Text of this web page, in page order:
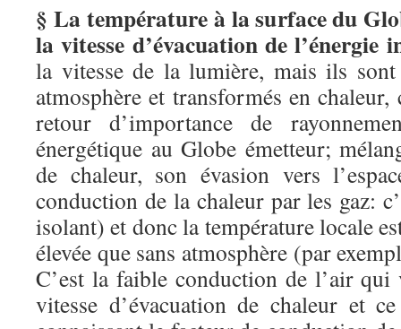
§ La température à la surface du
la vitesse d’évacuation de l’énergie
la vitesse de la lumière, mais ils sont
atmosphère et transformés en
retour d’importance de
énergétique au Globe émetteur;
de chaleur, son évasion vers
conduction de la chaleur par les gaz:
isolant) et donc la température locale
élevée que sans atmosphère (par
C’est la faible conduction de l’air qui
vitesse d’évacuation de chaleur et